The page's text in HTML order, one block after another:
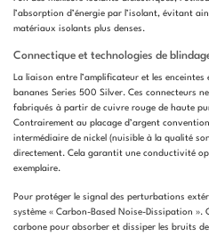
l’absorption d’énergie par l’isolant, évitant
matériaux isolants plus denses.
Connectique et technologies de
La liaison entre l’amplificateur et les
bananes Series 500 Silver. Ces connecteurs
fabriqués à partir de cuivre rouge de haute
Contrairement au placage d’argent
intermédiaire de nickel (nuisible à la qualité
directement. Cela garantit une conductivité
exemplaire.
Pour protéger le signal des perturbations
système « Carbon-Based Noise-Dissipation ».
carbone pour absorber et dissiper les bruits